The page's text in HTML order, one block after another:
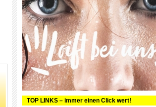
TOP LINKS – immer einen Click wert!